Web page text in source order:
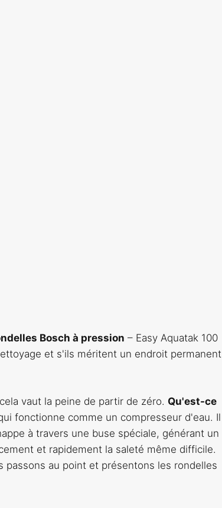
Bosch à pression – Easy Aquatak 100
et s'ils méritent un endroit permanent
vaut la peine de partir de zéro. Qu'est-ce
fonctionne comme un compresseur d'eau. Il
à travers une buse spéciale, générant un
et rapidement la saleté même difficile.
au point et présentons les rondelles